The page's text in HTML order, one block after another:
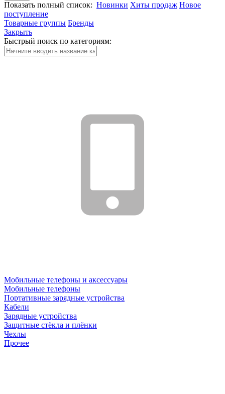
Показать полный список: Новинки Хиты продаж Новое
поступление
Товарные группы Бренды
Закрыть
Быстрый поиск по категориям:
Мобильные телефоны и аксессуары
Мобильные телефоны
Портативные зарядные устройства
Кабели
Зарядные устройства
Защитные стёкла и плёнки
Чехлы
Прочее